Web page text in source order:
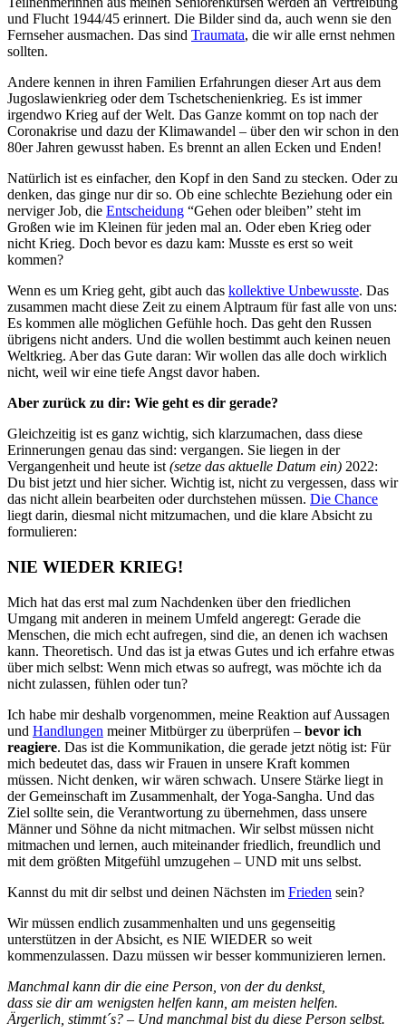
und Flucht 1944/45 erinnert. Die Bilder sind da, auch wenn sie den
Fernseher ausmachen. Das sind Traumata, die wir alle ernst nehmen
sollten.
Andere kennen in ihren Familien Erfahrungen dieser Art aus dem
Jugoslawienkrieg oder dem Tschetschenienkrieg. Es ist immer
irgendwo Krieg auf der Welt. Das Ganze kommt on top nach der
Coronakrise und dazu der Klimawandel – über den wir schon in den
80er Jahren gewusst haben. Es brennt an allen Ecken und Enden!
Natürlich ist es einfacher, den Kopf in den Sand zu stecken. Oder zu
denken, das ginge nur dir so. Ob eine schlechte Beziehung oder ein
nerviger Job, die Entscheidung “Gehen oder bleiben” steht im
Großen wie im Kleinen für jeden mal an. Oder eben Krieg oder
nicht Krieg. Doch bevor es dazu kam: Musste es erst so weit
kommen?
Wenn es um Krieg geht, gibt auch das kollektive Unbewusste. Das
zusammen macht diese Zeit zu einem Alptraum für fast alle von uns:
Es kommen alle möglichen Gefühle hoch. Das geht den Russen
übrigens nicht anders. Und die wollen bestimmt auch keinen neuen
Weltkrieg. Aber das Gute daran: Wir wollen das alle doch wirklich
nicht, weil wir eine tiefe Angst davor haben.
Aber zurück zu dir: Wie geht es dir gerade?
Gleichzeitig ist es ganz wichtig, sich klarzumachen, dass diese
Erinnerungen genau das sind: vergangen. Sie liegen in der
Vergangenheit und heute ist(setze das aktuelle Datum ein) 2022:
Du bist jetzt und hier sicher. Wichtig ist, nicht zu vergessen, dass wir
das nicht allein bearbeiten oder durchstehen müssen. Die Chance
liegt darin, diesmal nicht mitzumachen, und die klare Absicht zu
formulieren:
NIE WIEDER KRIEG!
Mich hat das erst mal zum Nachdenken über den friedlichen
Umgang mit anderen in meinem Umfeld angeregt: Gerade die
Menschen, die mich echt aufregen, sind die, an denen ich wachsen
kann. Theoretisch. Und das ist ja etwas Gutes und ich erfahre etwas
über mich selbst: Wenn mich etwas so aufregt, was möchte ich da
nicht zulassen, fühlen oder tun?
Ich habe mir deshalb vorgenommen, meine Reaktion auf Aussagen
und Handlungen meiner Mitbürger zu überprüfen – bevor ich
reagiere. Das ist die Kommunikation, die gerade jetzt nötig ist: Für
mich bedeutet das, dass wir Frauen in unsere Kraft kommen
müssen. Nicht denken, wir wären schwach. Unsere Stärke liegt in
der Gemeinschaft im Zusammenhalt, der Yoga-Sangha. Und das
Ziel sollte sein, die Verantwortung zu übernehmen, dass unsere
Männer und Söhne da nicht mitmachen. Wir selbst müssen nicht
mitmachen und lernen, auch miteinander friedlich, freundlich und
mit dem größten Mitgefühl umzugehen – UND mit uns selbst.
Kannst du mit dir selbst und deinen Nächsten im Frieden sein?
Wir müssen endlich zusammenhalten und uns gegenseitig
unterstützen in der Absicht, es NIE WIEDER so weit
kommenzulassen. Dazu müssen wir besser kommunizieren lernen.
Manchmal kann dir die eine Person, von der du denkst,
dass sie dir am wenigsten helfen kann, am meisten helfen.
Ärgerlich, stimmt´s? – Und manchmal bist du diese Person selbst.